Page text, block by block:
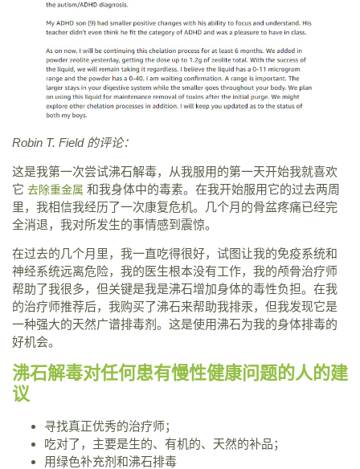
Robin T. Field 的评论：
这是我第一次尝试沸石解毒，从我服用的第一天开始我就喜欢
它 去除重金属 和我身体中的毒素。在我开始服用它的过去两周
里，我相信我经历了一次康复危机。几个月的骨盆疼痛已经完
全消退，我对所发生的事情感到震惊。
在过去的几个月里，我一直吃得很好，试图让我的免疫系统和
神经系统远离危险，我的医生根本没有工作，我的颅骨治疗师
帮助了我很多，但关键是我是沸石增加身体的毒性负担。在我
的治疗师推荐后，我购买了沸石来帮助我排汞，但我发现它是
一种强大的天然广谱排毒剂。这是使用沸石为我的身体排毒的
好机会。
沸石解毒对任何患有慢性健康问题的人的建
议
寻找真正优秀的治疗师；
吃对了，主要是生的、有机的、天然的补品；
用绿色补充剂和沸石排毒